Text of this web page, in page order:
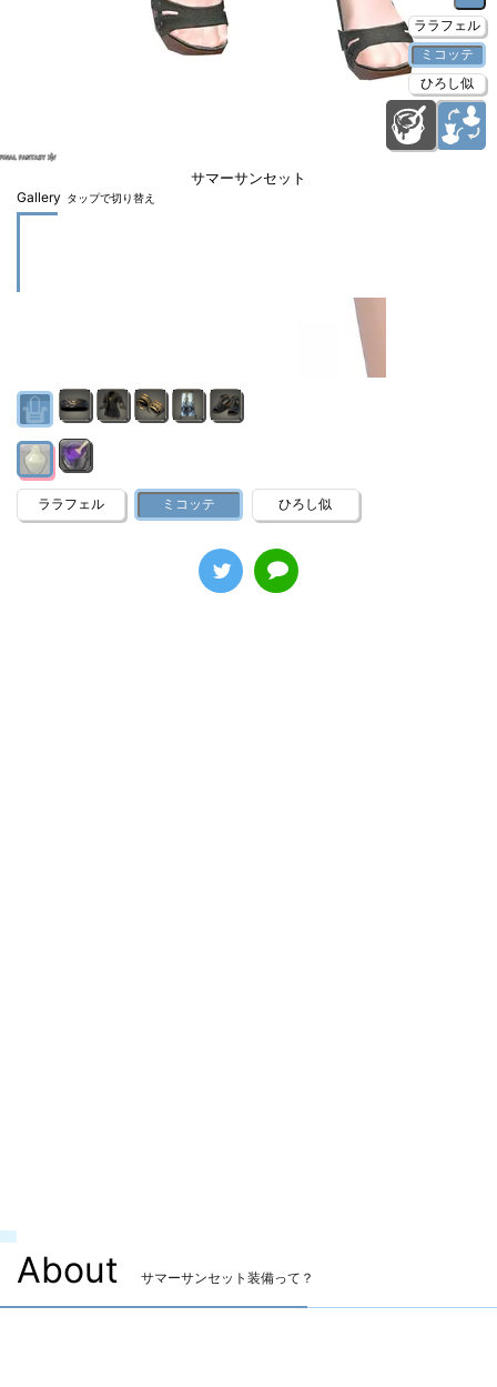
サマーサンセット
ララフェル
ミコッテ
ひろし似
Gallery タップで切り替え
ララフェル ミコッテ ひろし似
About サマーサンセット装備って？